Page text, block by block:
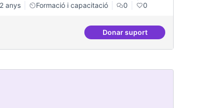
pública
2 anys
Formació i capacitació 0 0
Donar suportTècniques de seguretat